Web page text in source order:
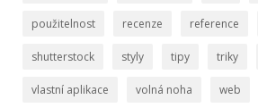
použitelnost recenze reference
shutterstock styly tipy triky
vlastní aplikace volná noha web